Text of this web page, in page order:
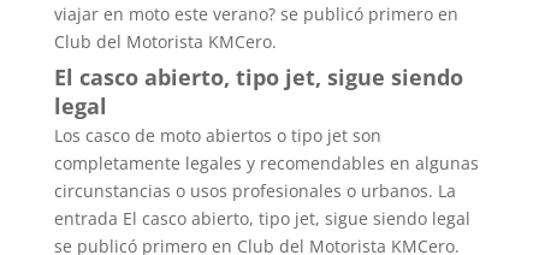
viajar en moto este verano? se publicó primero en
Club del Motorista KMCero.
El casco abierto, tipo jet, sigue siendo
legal
Los casco de moto abiertos o tipo jet son
completamente legales y recomendables en algunas
circunstancias o usos profesionales o urbanos. La
entrada El casco abierto, tipo jet, sigue siendo legal
se publicó primero en Club del Motorista KMCero.